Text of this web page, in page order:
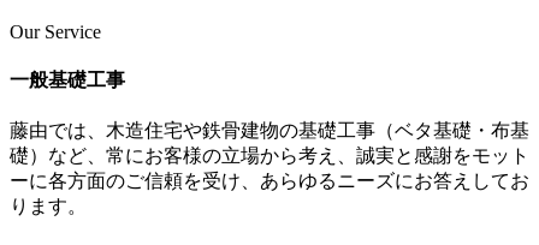
Our Service
一般基礎工事
藤由では、木造住宅や鉄骨建物の基礎工事（ベタ基礎・布基
礎）など、常にお客様の立場から考え、誠実と感謝をモット
ーに各方面のご信頼を受け、あらゆるニーズにお答えしてお
ります。